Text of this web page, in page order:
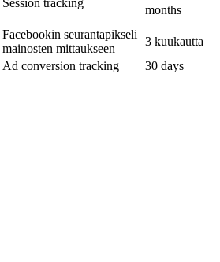
months
Facebookin seurantapikseli
mainosten mittaukseen
3 kuukautta
Ad conversion tracking 30 days